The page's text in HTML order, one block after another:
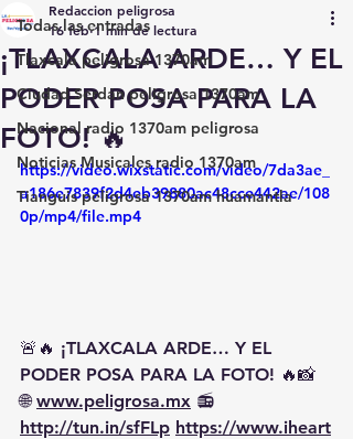
Todas las entradas
Tlaxcala peligrosa 1370am
Ciudad Serdán peligrosa 1370am
Nacional radio 1370am peligrosa
Noticias Musicales radio 1370am
Tianguis peligrosa 1370am huamantla
¡TLAXCALA ARDE… Y EL
PODER POSA PARA LA
FOTO! 🔥
Redaccion peligrosa
16 feb 1 min de lectura
https://video.wixstatic.com/video/7da3ae_
a186e7839f2d4eb39880ac48cce442ae/108
0p/mp4/file.mp4
🚨🔥 ¡TLAXCALA ARDE… Y EL
PODER POSA PARA LA FOTO! 🔥📸
🌐 www.peligrosa.mx 📻
http://tun.in/sfFLp https://www.iheart